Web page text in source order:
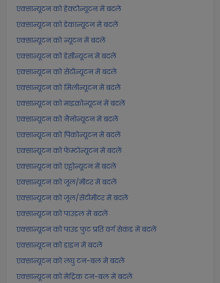
एक्सान्यूटन को हेक्टोन्यूटन में बदलें
एक्सान्यूटन को डेकान्यूटन में बदलें
एक्सान्यूटन को न्यूटन में बदलें
एक्सान्यूटन को डेसीन्यूटन में बदलें
एक्सान्यूटन को सेंटीन्यूटन में बदलें
एक्सान्यूटन को मिलीन्यूटन में बदलें
एक्सान्यूटन को माइक्रोन्यूटन में बदलें
एक्सान्यूटन को नैनोन्यूटन में बदलें
एक्सान्यूटन को पिकोन्यूटन में बदलें
एक्सान्यूटन को फेम्टोन्यूटन में बदलें
एक्सान्यूटन को एट्टोन्यूटन में बदलें
एक्सान्यूटन को जूल/मीटर में बदलें
एक्सान्यूटन को जूल/सेंटीमीटर में बदलें
एक्सान्यूटन को पाउंडल में बदलें
एक्सान्यूटन को पाउंड फुट प्रति वर्ग सेकंड में बदलें
एक्सान्यूटन को डाइन में बदलें
एक्सान्यूटन को लघु टन-बल में बदलें
एक्सान्यूटन को मेट्रिक टन-बल में बदलें